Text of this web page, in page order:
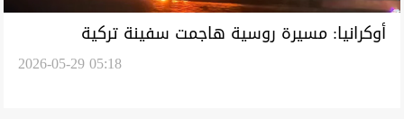
أوكرانيا: مسيرة روسية هاجمت سفينة تركية
2026-05-29 05:18